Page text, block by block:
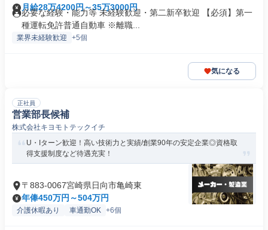
月給28万4200円～35万3000円
必要な経験・能力等 未経験歓迎・第二新卒歓迎 【必須】第一
種運転免許普通自動車 ※離職...
業界未経験歓迎 +5個
気になる
正社員
営業部長候補
株式会社キヨモトテックイチ
U・Iターン歓迎！高い技術力と実績/創業90年の安定企業◎資格取
得支援制度など待遇充実！
〒883-0067宮崎県日向市亀崎東
年俸450万円～504万円
介護休暇あり 車通勤OK +6個